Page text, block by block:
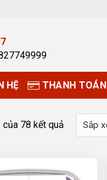
HỆ THANH TOÁN
78 kết quả